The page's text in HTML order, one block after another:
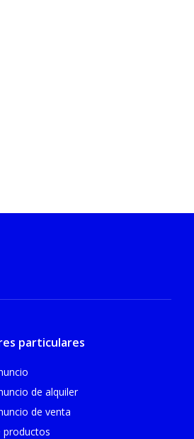
particulares
de alquiler
de venta
productos